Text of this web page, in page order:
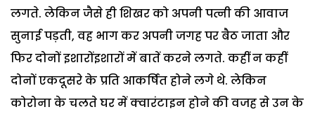
लगते. लेकिन जैसे ही शिखर को अपनी पत्नी की आवाज
सुनाई पड़ती, वह भाग कर अपनी जगह पर बैठ जाता और
फिर दोनों इशारोंइशारों में बातें करने लगते. कहीं न कहीं
दोनों एकदूसरे के प्रति आकर्षित होने लगे थे. लेकिन
कोरोना के चलते घर में क्वारंटाइन होने की वजह से उन के